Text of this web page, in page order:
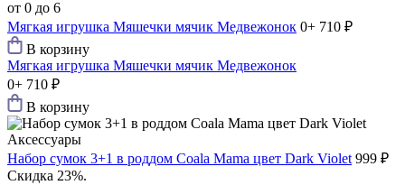
от 0 до 6
Мягкая игрушка Мяшечки мячик Медвежонок 0+ 710 ₽
В корзину
Мягкая игрушка Мяшечки мячик Медвежонок
0+ 710 ₽
В корзину
Аксессуары
Набор сумок 3+1 в роддом Coala Mama цвет Dark Violet 999 ₽
Скидка 23%.